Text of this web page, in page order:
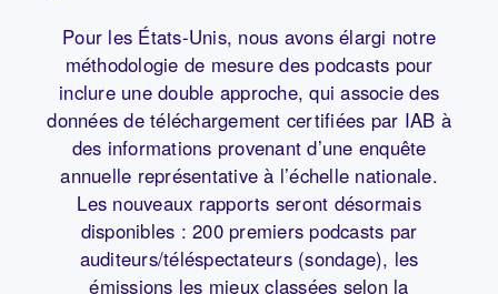
Pour les États-Unis, nous avons élargi notre
méthodologie de mesure des podcasts pour
inclure une double approche, qui associe des
données de téléchargement certifiées par IAB à
des informations provenant d’une enquête
annuelle représentative à l’échelle nationale.
Les nouveaux rapports seront désormais
disponibles : 200 premiers podcasts par
auditeurs/téléspectateurs (sondage), les
émissions les mieux classées selon la